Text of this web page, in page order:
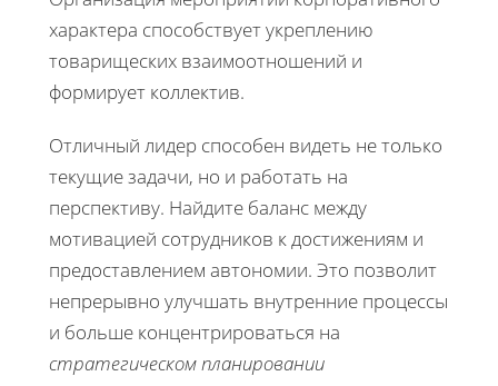
характера способствует укреплению
товарищеских взаимоотношений и
формирует коллектив.
Отличный лидер способен видеть не только
текущие задачи, но и работать на
перспективу. Найдите баланс между
мотивацией сотрудников к достижениям и
предоставлением автономии. Это позволит
непрерывно улучшать внутренние процессы
и больше концентрироваться на
стратегическом планировании